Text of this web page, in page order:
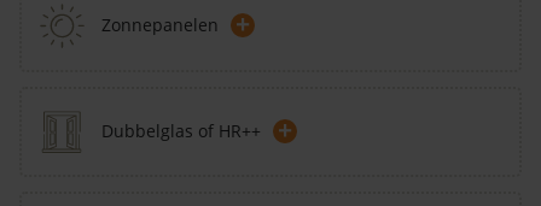
Zonnepanelen +
Dubbelglas of HR++ +